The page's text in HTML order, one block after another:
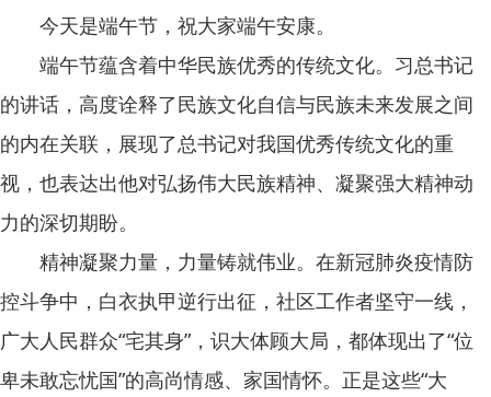
今天是端午节，祝大家端午安康。
端午节蕴含着中华民族优秀的传统文化。习总书记
的讲话，高度诠释了民族文化自信与民族未来发展之间
的内在关联，展现了总书记对我国优秀传统文化的重
视，也表达出他对弘扬伟大民族精神、凝聚强大精神动
力的深切期盼。
精神凝聚力量，力量铸就伟业。在新冠肺炎疫情防
控斗争中，白衣执甲逆行出征，社区工作者坚守一线，
广大人民群众“宅其身”，识大体顾大局，都体现出了“位
卑未敢忘忧国”的高尚情感、家国情怀。正是这些“大